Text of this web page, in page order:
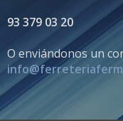
93 379 03 20
O enviándonos un